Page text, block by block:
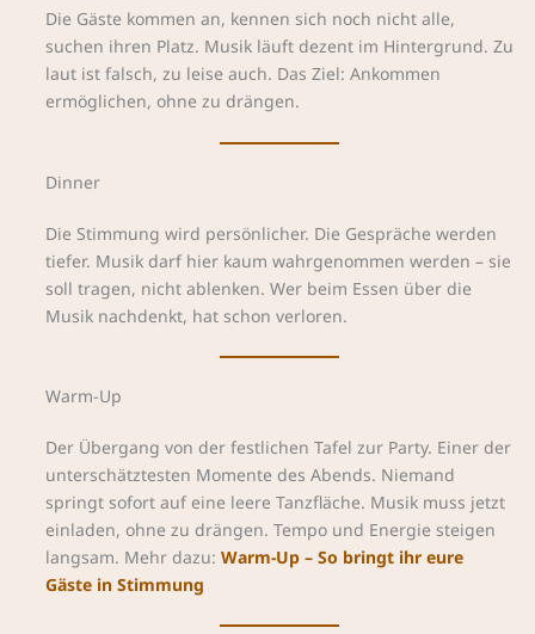
Die Gäste kommen an, kennen sich noch nicht alle,
suchen ihren Platz. Musik läuft dezent im Hintergrund. Zu
laut ist falsch, zu leise auch. Das Ziel: Ankommen
ermöglichen, ohne zu drängen.
Dinner
Die Stimmung wird persönlicher. Die Gespräche werden
tiefer. Musik darf hier kaum wahrgenommen werden – sie
soll tragen, nicht ablenken. Wer beim Essen über die
Musik nachdenkt, hat schon verloren.
Warm-Up
Der Übergang von der festlichen Tafel zur Party. Einer der
unterschätztesten Momente des Abends. Niemand
springt sofort auf eine leere Tanzfläche. Musik muss jetzt
einladen, ohne zu drängen. Tempo und Energie steigen
langsam. Mehr dazu: Warm-Up – So bringt ihr eure
Gäste in Stimmung